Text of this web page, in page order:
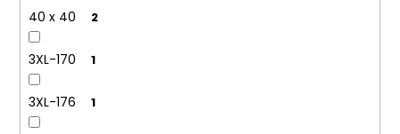
40 x 40 2
3XL-170 1
3XL-176 1